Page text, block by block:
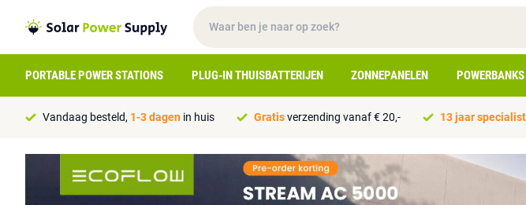
PORTABLE POWER STATIONS PLUG-IN THUISBATTERIJEN ZONNEPANELEN POWERBANKS
Vandaag besteld, 1-3 dagen in huis Gratisverzending vanaf € 20,- 13 jaar specialist